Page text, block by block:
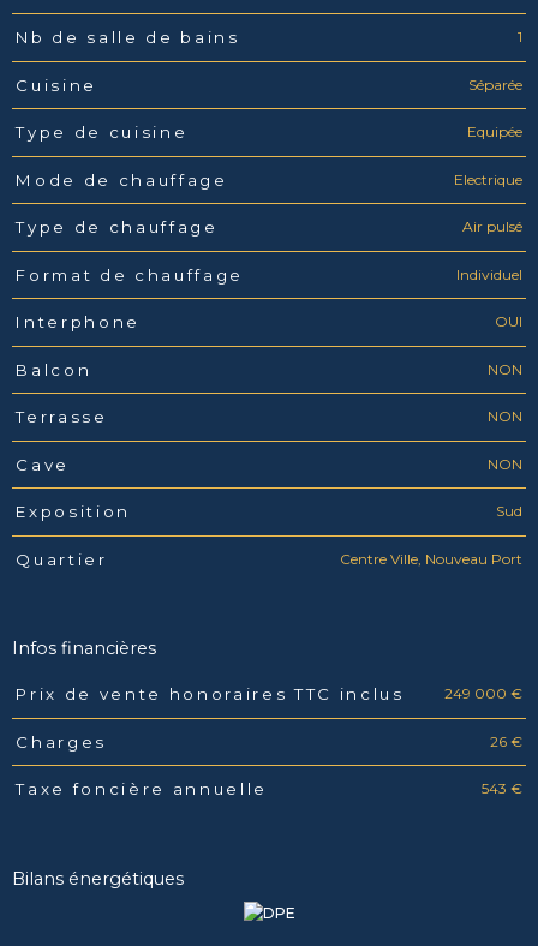
Nb de salle de bains 1
Cuisine Séparée
Type de cuisine Equipée
Mode de chauffage Electrique
Type de chauffage Air pulsé
Format de chauffage Individuel
Interphone OUI
Balcon NON
Terrasse NON
Cave NON
Exposition Sud
Quartier Centre Ville, Nouveau Port
Infos financières
Caractéristiques Valeurs
Prix de vente honoraires TTC inclus 249 000 €
Charges 26 €
Taxe foncière annuelle 543 €
Bilans énergétiques